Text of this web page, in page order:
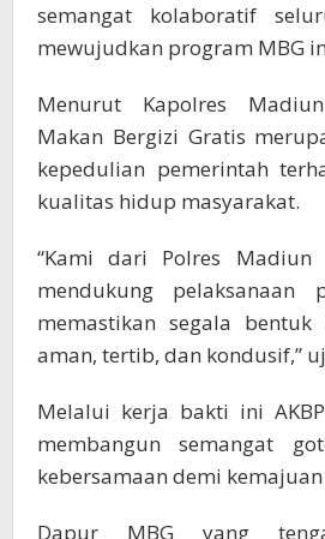
semangat kolaboratif
mewujudkan program MBG
Menurut Kapolres
Makan Bergizi Gratis
kepedulian pemerintah
kualitas hidup masyarakat.
“Kami dari Polres Madiun
mendukung
memastikan segala bentuk
aman, tertib, dan kondusif,”
Melalui kerja bakti ini
membangun semangat
kebersamaan demi
Dapur MBG yang